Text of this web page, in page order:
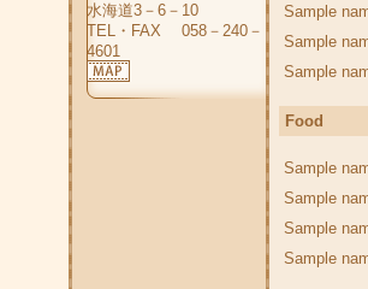
水海道3－6－10
TEL・FAX 058－240－
4601
Sample
Sample
Sample
Food
Sample
Sample
Sample
Sample